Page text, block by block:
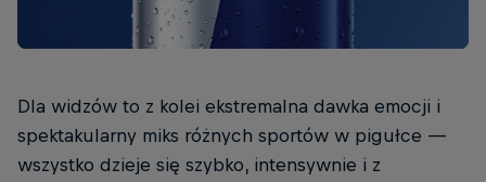
Dla widzów to z kolei ekstremalna dawka emocji i
spektakularny miks różnych sportów w pigułce —
wszystko dzieje się szybko, intensywnie i z